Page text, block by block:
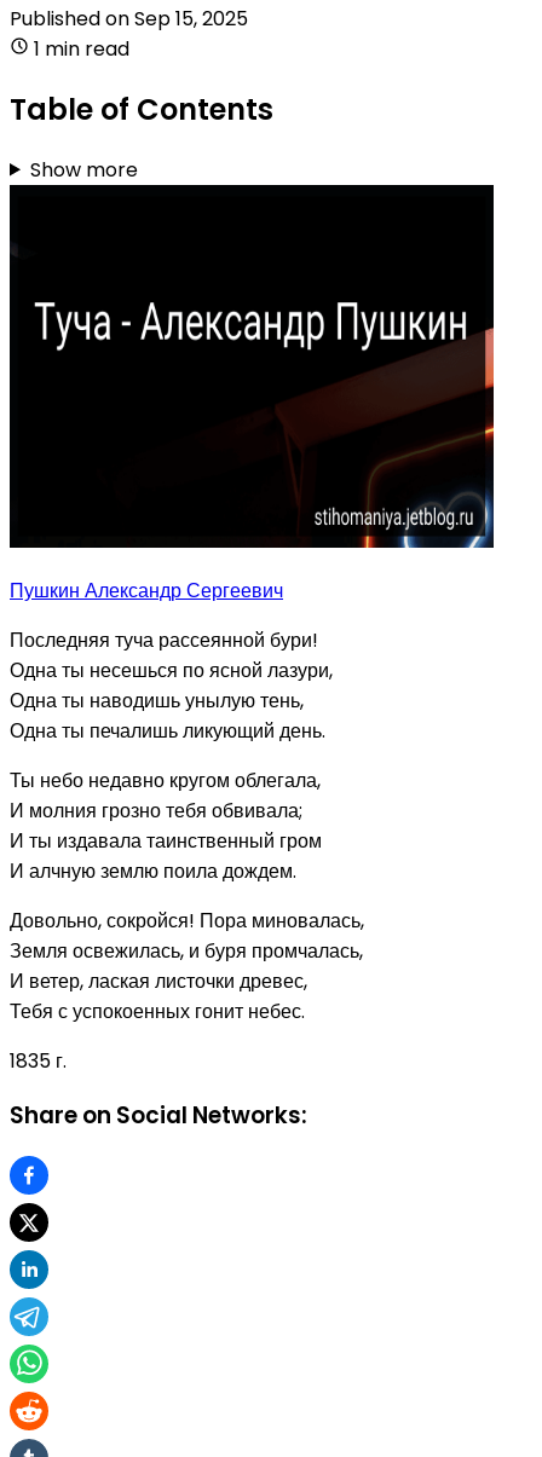
Published onSep 15, 2025
1 min read
Table of Contents
Show more
Пушкин Александр Сергеевич
Последняя туча рассеянной бури!
Одна ты несешься по ясной лазури,
Одна ты наводишь унылую тень,
Одна ты печалишь ликующий день.
Ты небо недавно кругом облегала,
И молния грозно тебя обвивала;
И ты издавала таинственный гром
И алчную землю поила дождем.
Довольно, сокройся! Пора миновалась,
Земля освежилась, и буря промчалась,
И ветер, лаская листочки древес,
Тебя с успокоенных гонит небес.
1835 г.
Share on Social Networks: